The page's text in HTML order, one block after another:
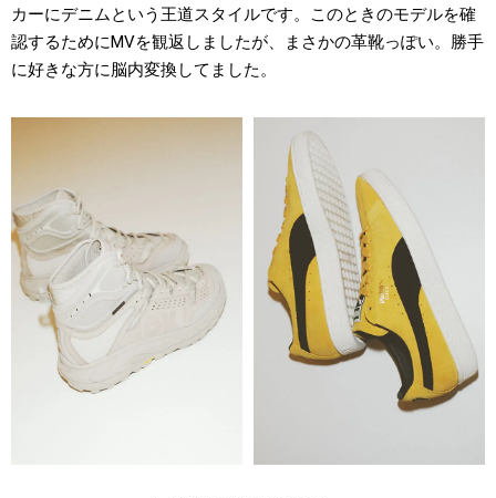
カーにデニムという王道スタイルです。このときのモデルを確
認するためにMVを観返しましたが、まさかの革靴っぽい。勝手
に好きな方に脳内変換してました。